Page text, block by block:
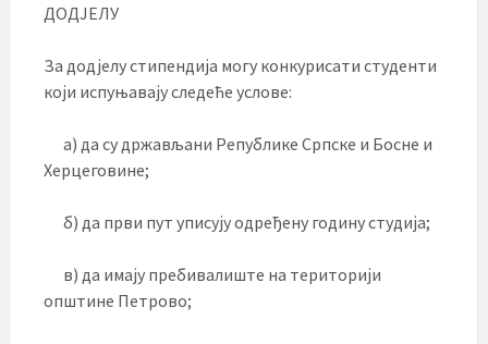
ДОДЈЕЛУ
За додјелу стипендија могу конкурисати студенти
који испуњавају следеће услове:
а) да су држављани Републике Српске и Босне и
Херцеговине;
б) да први пут уписују одређену годину студија;
в) да имају пребивалиште на територији
општине Петрово;